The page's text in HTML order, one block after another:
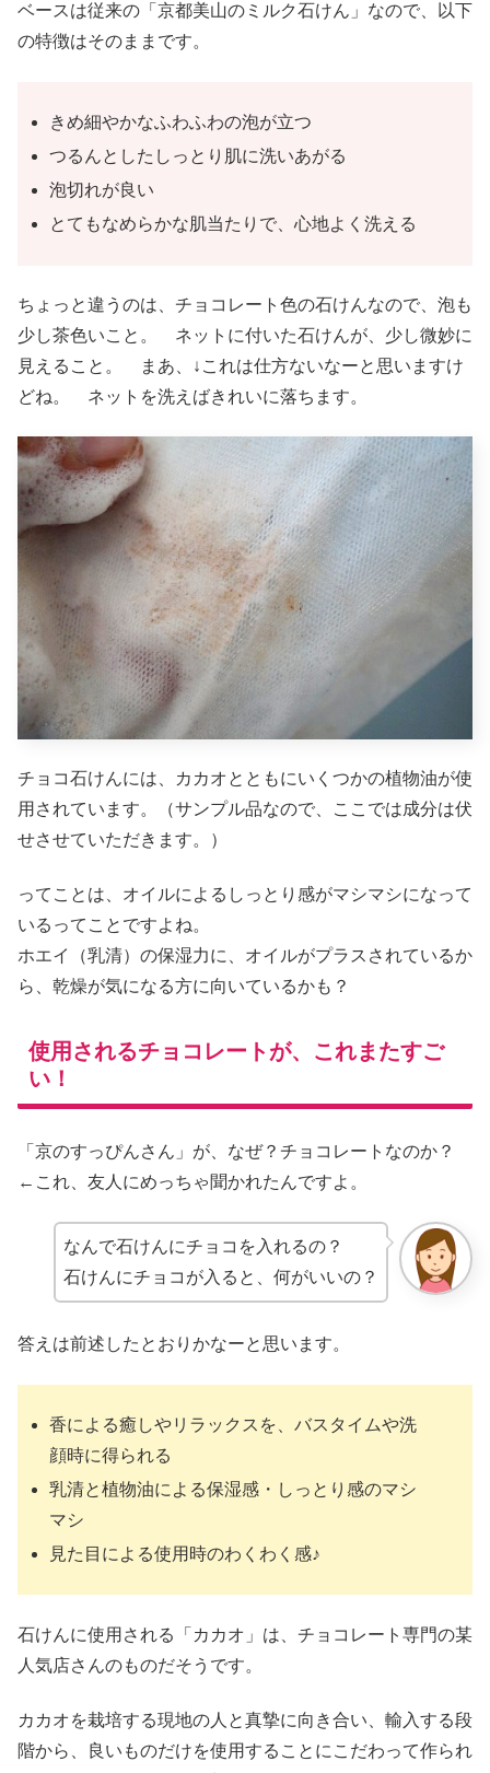
ベースは従来の「京都美山のミルク石けん」なので、以下
の特徴はそのままです。
きめ細やかなふわふわの泡が立つ
つるんとしたしっとり肌に洗いあがる
泡切れが良い
とてもなめらかな肌当たりで、心地よく洗える
ちょっと違うのは、チョコレート色の石けんなので、泡も
少し茶色いこと。 ネットに付いた石けんが、少し微妙に
見えること。 まあ、↓これは仕方ないなーと思いますけ
どね。 ネットを洗えばきれいに落ちます。
チョコ石けんには、カカオとともにいくつかの植物油が使
用されています。（サンプル品なので、ここでは成分は伏
せさせていただきます。）
ってことは、オイルによるしっとり感がマシマシになって
いるってことですよね。
ホエイ（乳清）の保湿力に、オイルがプラスされているか
ら、乾燥が気になる方に向いているかも？
使用されるチョコレートが、これまたすご
い！
「京のすっぴんさん」が、なぜ？チョコレートなのか？
←これ、友人にめっちゃ聞かれたんですよ。
なんで石けんにチョコを入れるの？
石けんにチョコが入ると、何がいいの？
答えは前述したとおりかなーと思います。
香による癒しやリラックスを、バスタイムや洗
顔時に得られる
乳清と植物油による保湿感・しっとり感のマシ
マシ
見た目による使用時のわくわく感♪
石けんに使用される「カカオ」は、チョコレート専門の某
人気店さんのものだそうです。
カカオを栽培する現地の人と真摯に向き合い、輸入する段
階から、良いものだけを使用することにこだわって作られ